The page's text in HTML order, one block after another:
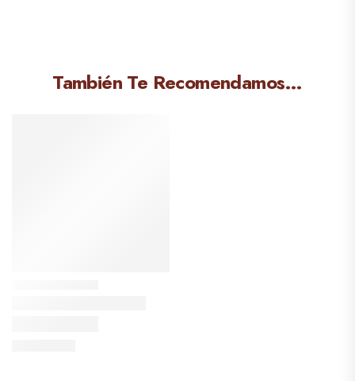
También Te Recomendamos…